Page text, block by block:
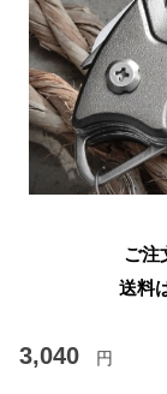
ご注
送料
3,040 円